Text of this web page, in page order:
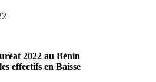
2022 au Bénin
effectifs en Baisse